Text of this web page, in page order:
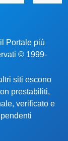
Portale più
© 1999-
siti escono
prestabiliti,
verificato e